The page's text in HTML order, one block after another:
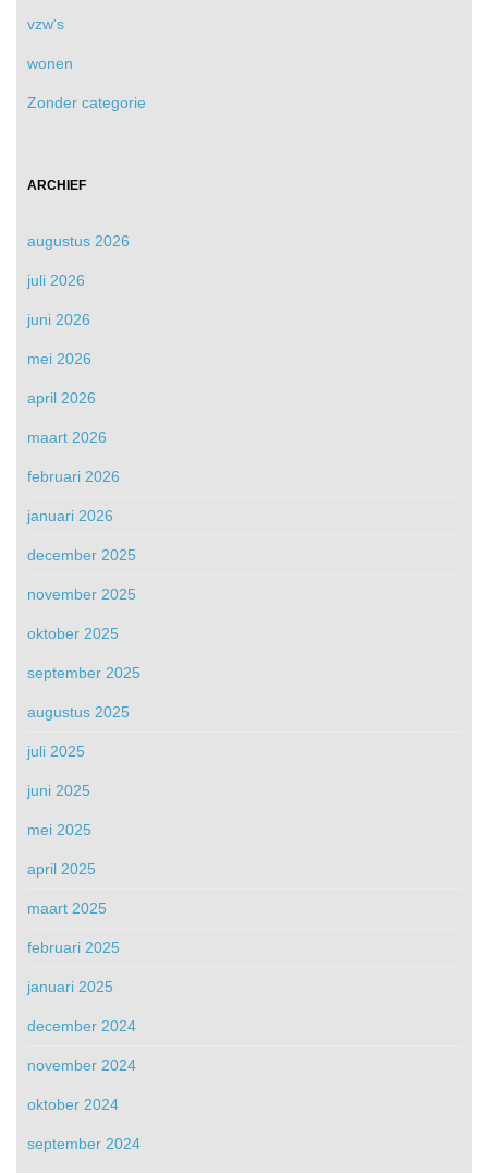
vzw's
wonen
Zonder categorie
ARCHIEF
augustus 2026
juli 2026
juni 2026
mei 2026
april 2026
maart 2026
februari 2026
januari 2026
december 2025
november 2025
oktober 2025
september 2025
augustus 2025
juli 2025
juni 2025
mei 2025
april 2025
maart 2025
februari 2025
januari 2025
december 2024
november 2024
oktober 2024
september 2024